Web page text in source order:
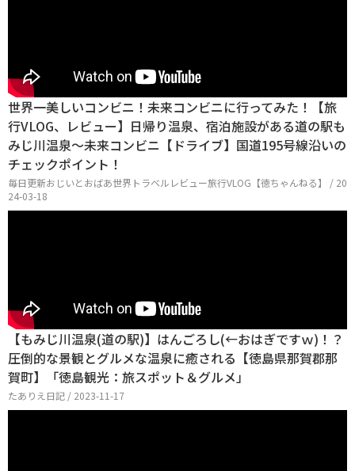
世界一美しいコンビニ！未来コンビニに行ってみた！【旅
行VLOG、レビュー】日帰り温泉、宿泊施設がある道の駅も
みじ川温泉〜未来コンビニ【ドライブ】国道195号線沿いの
チェックポイント！
毎日更新おじいとおばあ世界トラベルレビュー旅行VLOG【徳ちゃんねる】 / 20
24-03-18
【もみじ川温泉(道の駅)】はんごろし(←おはぎですｗ)！？
圧倒的な景観とグルメな温泉に癒される【徳島県那賀郡那
賀町】「徳島観光：旅スポット＆グルメ」
たありえ日記 / 2023-11-17